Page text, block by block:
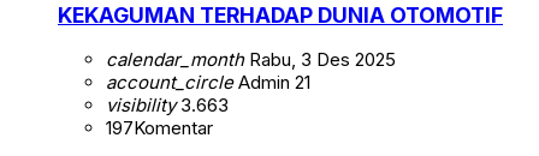
KEKAGUMAN TERHADAP DUNIA OTOMOTIF
calendar_monthRabu, 3 Des 2025
account_circleAdmin 21
visibility3.663
197Komentar